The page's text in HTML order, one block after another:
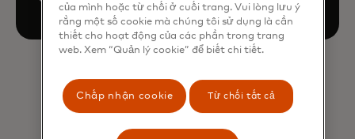
của mình hoặc từ chối ở cuối trang. Vui lòng lưu ý
rằng một số cookie mà chúng tôi sử dụng là cần
thiết cho hoạt động của các phần trong trang
web. Xem “Quản lý cookie” để biết chi tiết.
Chấp nhận cookie Từ chối tất cả